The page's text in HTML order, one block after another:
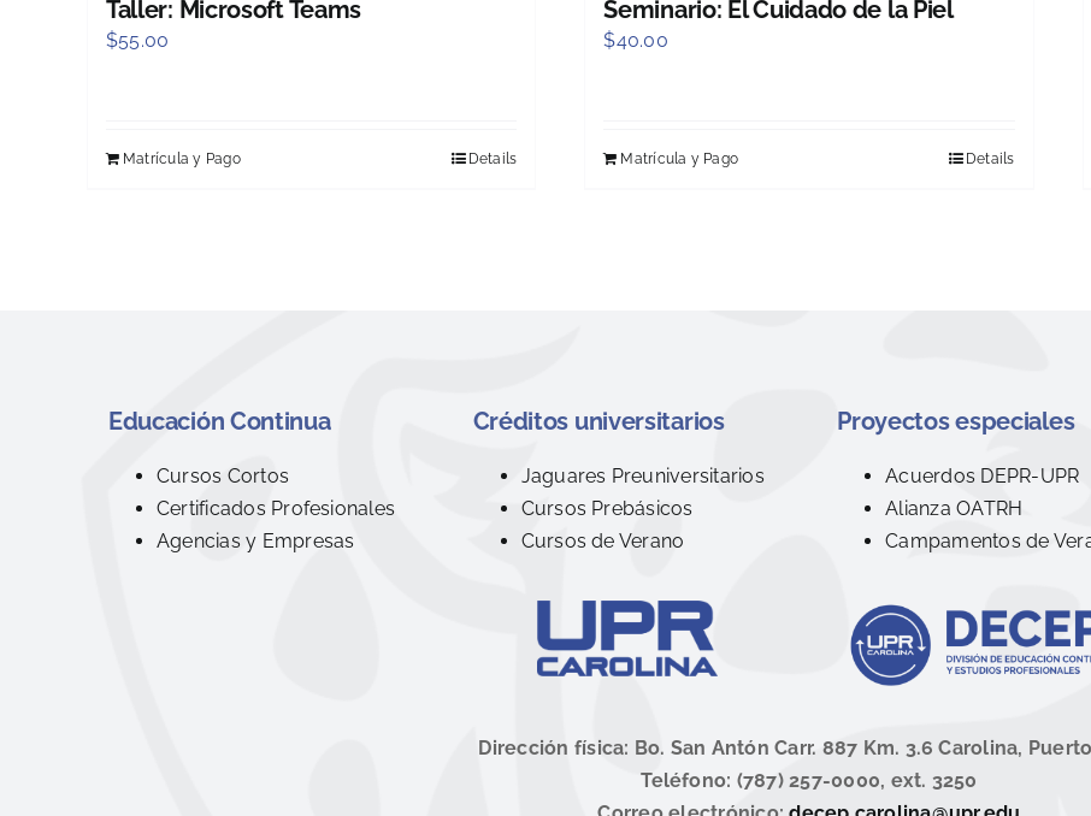
Taller: Microsoft Teams
$55.00
Matrícula y Pago Details
Seminario: El Cuidado de la Piel
$40.00
Matrícula y Pago Details
Educación Continua
Cursos Cortos
Certificados Profesionales
Agencias y Empresas
Créditos universitarios
Jaguares Preuniversitarios
Cursos Prebásicos
Cursos de Verano
Proyectos especiales
Acuerdos DEPR-UPR
Alianza OATRH
Campamentos de
Dirección física: Bo. San Antón Carr. 887 Km. 3.6 Carolina,
Teléfono: (787) 257-0000, ext. 3250